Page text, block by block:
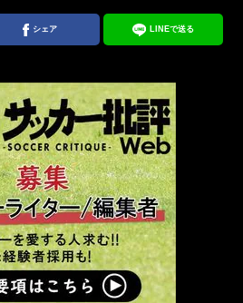
シェア LINEで送る